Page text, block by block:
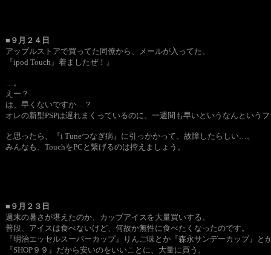
■９月２４日
アップルストアで買ってた同僚から、メールが入ってた。
『ipod Touch』着ましたぜ！』
…。
えー？
は、早くないですか…？
オレの新型PSPは遅れまくっているのに、一週間も早いというなんという
と思ったら、『i Tuneつなぎ病』に引っかかって、故障したらしい…。
みんなも、TouchをPCと繋げるのは控えましょう。
■９月２３日
週末の暑さが堪えたのか、カップアイスを大量買いする。
普段、アイスは食べないけど、何故か無性に食べたくなったのです。
『明治エッセルスーパーカップ』りんご味とか『森永サンデーカップ』
『SHOP９９』だから安いのをいいことに、大量に買う。